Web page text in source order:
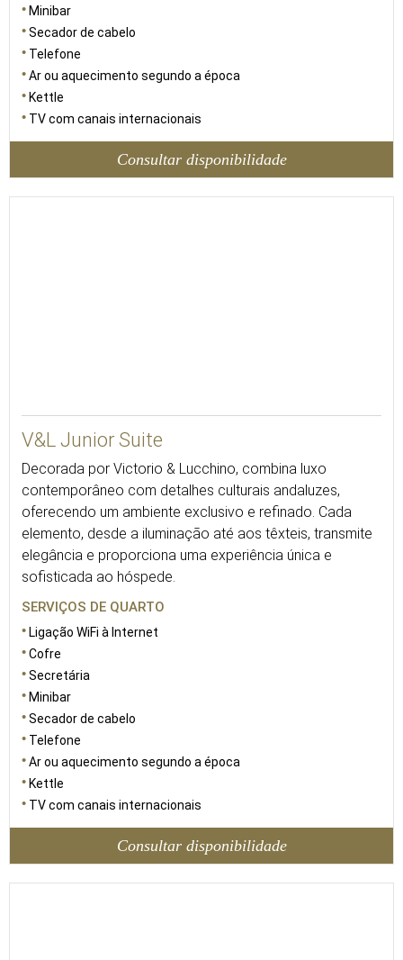
Minibar
Secador de cabelo
Telefone
Ar ou aquecimento segundo a época
Kettle
TV com canais internacionais
Consultar disponibilidade
V&L Junior Suite
Decorada por Victorio & Lucchino, combina luxo
contemporâneo com detalhes culturais andaluzes,
oferecendo um ambiente exclusivo e refinado. Cada
elemento, desde a iluminação até aos têxteis, transmite
elegância e proporciona uma experiência única e
sofisticada ao hóspede.
SERVIÇOS DE QUARTO
Ligação WiFi à Internet
Cofre
Secretária
Minibar
Secador de cabelo
Telefone
Ar ou aquecimento segundo a época
Kettle
TV com canais internacionais
Consultar disponibilidade